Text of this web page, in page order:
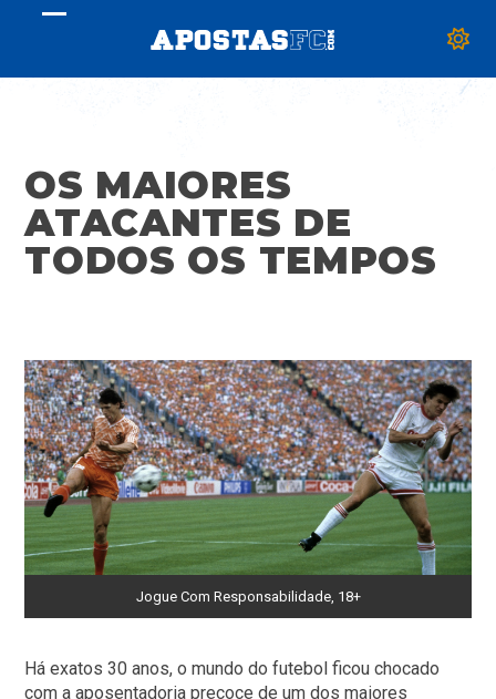
OS MAIORES
ATACANTES DE
TODOS OS TEMPOS
Jogue Com Responsabilidade, 18+
Há exatos 30 anos, o mundo do futebol ficou chocado
com a aposentadoria precoce de um dos maiores